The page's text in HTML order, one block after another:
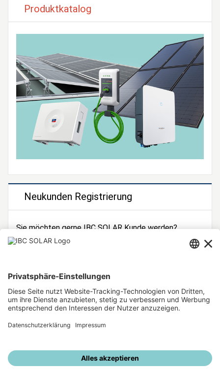
Produktkatalog
Neukunden Registrierung
Sie möchten gerne IBC SOLAR Kunde werden?
Dann registrieren Sie sich jetzt!
Unsere weiteren Angebote
IBC SOLAR Webseite